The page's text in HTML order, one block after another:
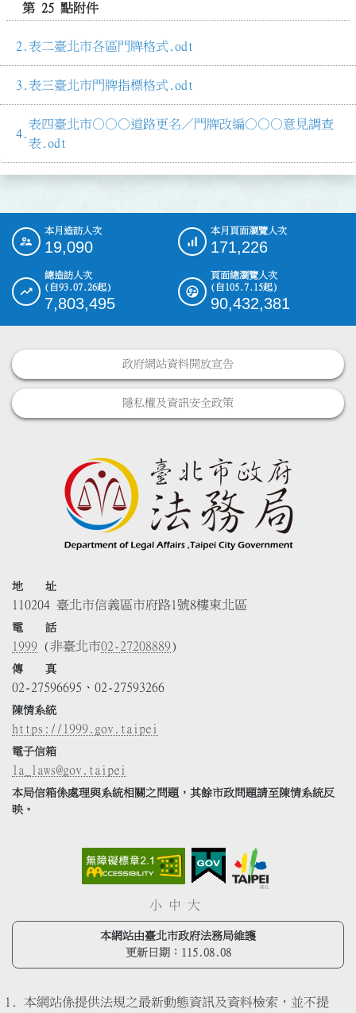
第 25 點附件
表二臺北市各區門牌格式.odt
表三臺北市門牌指標格式.odt
表四臺北市○○○道路更名／門牌改編○○○意見調查
表.odt
::: 本月造訪人次
19,090
本月頁面瀏覽人次
171,226
總造訪人次
(自93.07.26起)
7,803,495
頁面總瀏覽人次
(自105.7.15起)
90,432,381
政府網站資料開放宣告
隱私權及資訊安全政策
地 址
110204 臺北市信義區市府路1號8樓東北區
電 話
1999 (非臺北市02-27208889)
傳 真
02-27596695、02-27593266
陳情系統
https://1999.gov.taipei
電子信箱
la_laws@gov.taipei
本局信箱係處理與系統相關之問題，其餘市政問題請至陳情系統反
映。
小 中 大
本網站由臺北市政府法務局維護
更新日期： 115.08.08
本網站係提供法規之最新動態資訊及資料檢索，並不提